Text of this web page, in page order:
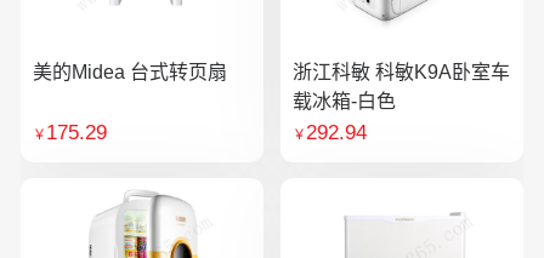
美的Midea 台式转页扇
￥ 175.29
浙江科敏 科敏K9A卧室车
载冰箱-白色
￥292.94